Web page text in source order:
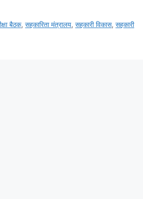
बैठक,सहकारिता मंत्रालय,सहकारी विकास,सहकारी